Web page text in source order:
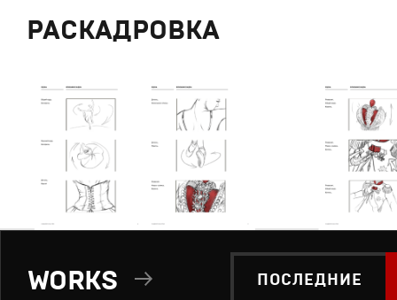
РАСКАДРОВКА
ПОСЛЕДНИЕ
WORKS